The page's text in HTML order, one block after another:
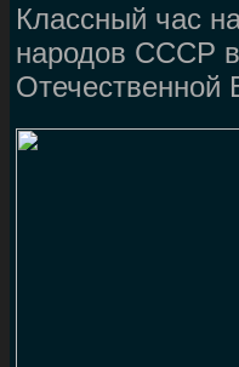
Классный час
народов СССР
Отечественной